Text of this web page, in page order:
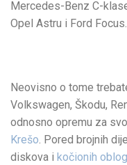
Mercedes-Benz C-
Opel Astru i Ford Focus.
Neovisno o tome
Volkswagen, Škodu,
odnosno opremu za
Krešo. Pored brojnih
diskova i kočionih